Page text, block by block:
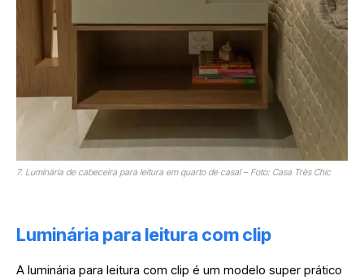
7. Luminária de cabeceira para leitura em quarto de casal – Foto: Casa Très Chic
Luminária para leitura com clip
A luminária para leitura com clip é um modelo super prático